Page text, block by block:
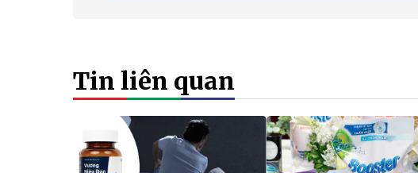
Tin liên quan